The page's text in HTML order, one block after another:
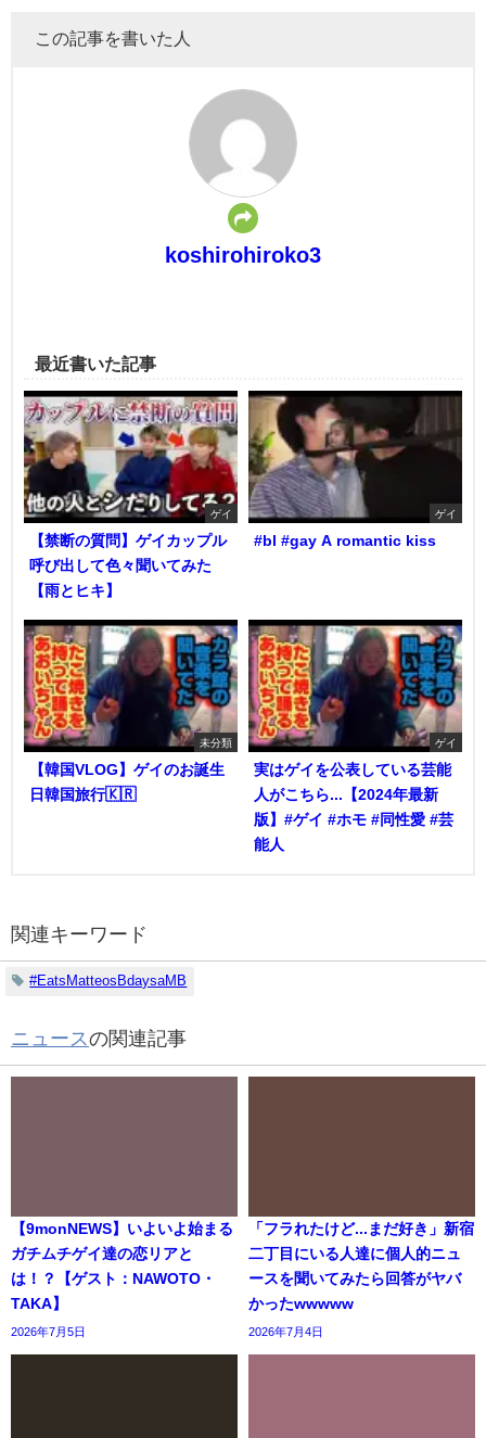
この記事を書いた人
koshirohiroko3
最近書いた記事
ゲイ
【禁断の質問】ゲイカップル
呼び出して色々聞いてみた
【雨とヒキ】
ゲイ
#bl #gay A romantic kiss
未分類
【韓国VLOG】ゲイのお誕生
日韓国旅行🇰🇷
ゲイ
実はゲイを公表している芸能
人がこちら...【2024年最新
版】#ゲイ #ホモ #同性愛 #芸
能人
関連キーワード
#EatsMatteosBdaysaMB
ニュースの関連記事
【9monNEWS】いよいよ始まる
ガチムチゲイ達の恋リアと
は！？【ゲスト：NAWOTO・
TAKA】
2026年7月5日
「フラれたけど...まだ好き」新宿
二丁目にいる人達に個人的ニュ
ースを聞いてみたら回答がヤバ
かったwwwww
2026年7月4日